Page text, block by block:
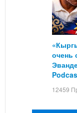
очень
12459